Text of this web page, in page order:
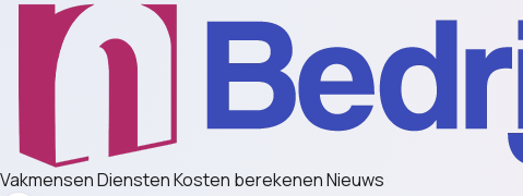
VakmensenDienstenKosten berekenenNieuws